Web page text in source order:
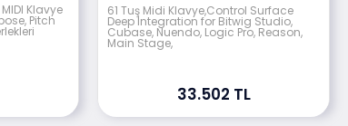
Klavye
Pitch
61 Tuş Midi Klavye,Control Surface
Deep Integration for Bitwig Studio,
Cubase, Nuendo, Logic Pro, Reason,
Main Stage,
33.502 TL